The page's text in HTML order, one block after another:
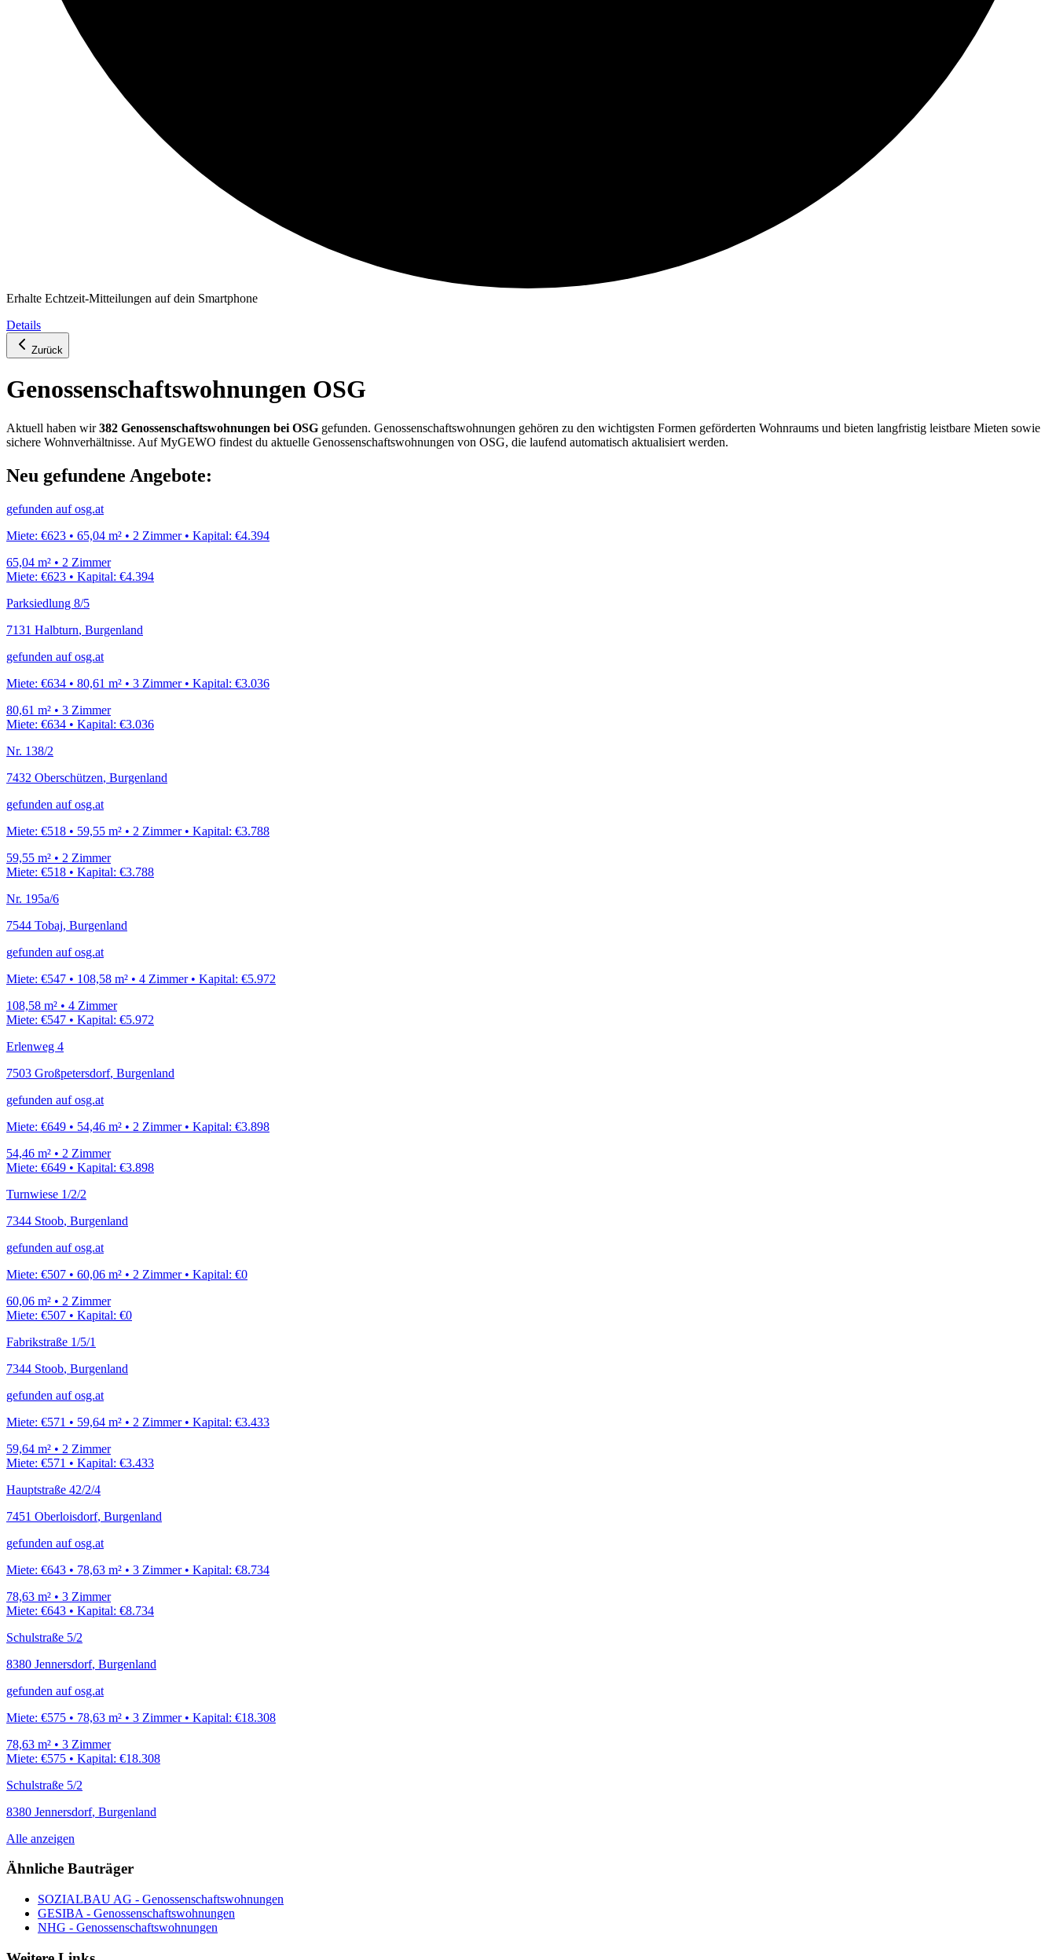
Erhalte Echtzeit-Mitteilungen auf dein Smartphone
Details
Zurück
Genossenschafts­wohnungen OSG
Aktuell haben wir 382 Genossenschafts­wohnungen bei OSG gefunden. Genossenschafts­wohnungen gehören zu den wichtigsten Formen geförderten Wohnraums und bieten langfristig leistbare Mieten sowie
sichere Wohnverhältnisse. Auf MyGEWO findest du aktuelle Genossenschafts­wohnungen von OSG, die laufend automatisch aktualisiert werden.
Neu gefundene Angebote:
gefunden aufosg.at
Miete: €623 • 65,04 m² • 2 Zimmer• Kapital: €4.394
65,04 m² • 2 Zimmer
Miete: €623 • Kapital: €4.394
Parksiedlung 8/5
7131 Halbturn, Burgenland
gefunden aufosg.at
Miete: €634 • 80,61 m² • 3 Zimmer• Kapital: €3.036
80,61 m² • 3 Zimmer
Miete: €634 • Kapital: €3.036
Nr. 138/2
7432 Oberschützen, Burgenland
gefunden aufosg.at
Miete: €518 • 59,55 m² • 2 Zimmer• Kapital: €3.788
59,55 m² • 2 Zimmer
Miete: €518 • Kapital: €3.788
Nr. 195a/6
7544 Tobaj, Burgenland
gefunden aufosg.at
Miete: €547 • 108,58 m² • 4 Zimmer• Kapital: €5.972
108,58 m² • 4 Zimmer
Miete: €547 • Kapital: €5.972
Erlenweg 4
7503 Großpetersdorf, Burgenland
gefunden aufosg.at
Miete: €649 • 54,46 m² • 2 Zimmer• Kapital: €3.898
54,46 m² • 2 Zimmer
Miete: €649 • Kapital: €3.898
Turnwiese 1/2/2
7344 Stoob, Burgenland
gefunden aufosg.at
Miete: €507 • 60,06 m² • 2 Zimmer• Kapital: €0
60,06 m² • 2 Zimmer
Miete: €507 • Kapital: €0
Fabrikstraße 1/5/1
7344 Stoob, Burgenland
gefunden aufosg.at
Miete: €571 • 59,64 m² • 2 Zimmer• Kapital: €3.433
59,64 m² • 2 Zimmer
Miete: €571 • Kapital: €3.433
Hauptstraße 42/2/4
7451 Oberloisdorf, Burgenland
gefunden aufosg.at
Miete: €643 • 78,63 m² • 3 Zimmer• Kapital: €8.734
78,63 m² • 3 Zimmer
Miete: €643 • Kapital: €8.734
Schulstraße 5/2
8380 Jennersdorf, Burgenland
gefunden aufosg.at
Miete: €575 • 78,63 m² • 3 Zimmer• Kapital: €18.308
78,63 m² • 3 Zimmer
Miete: €575 • Kapital: €18.308
Schulstraße 5/2
8380 Jennersdorf, Burgenland
Alle anzeigen
Ähnliche Bauträger
SOZIALBAU AG - Genossenschafts­wohnungen
GESIBA - Genossenschafts­wohnungen
NHG - Genossenschafts­wohnungen